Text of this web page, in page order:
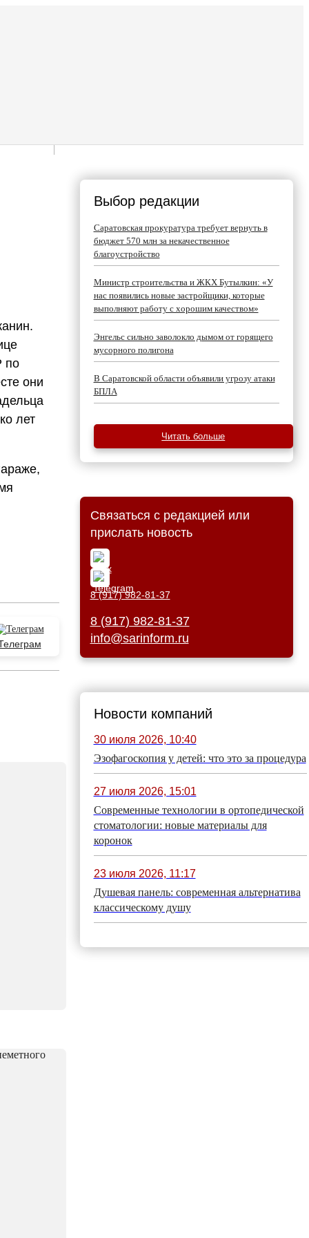
по
они
лет
Выбор редакции
Саратовская прокуратура требует вернуть в
бюджет 570 млн за некачественное
благоустройство
Министр строительства и ЖКХ Бутылкин: «У
нас появились новые застройщики, которые
выполняют работу с хорошим качеством»
Энгельс сильно заволокло дымом от горящего
мусорного полигона
В Саратовской области объявили угрозу атаки
БПЛА
Читать больше
Связаться с редакцией или
прислать новость
8 (917) 982-81-37
8 (917) 982-81-37
info@sarinform.ru
Новости компаний
30 июля 2026, 10:40
Эзофагоскопия у детей: что это за процедура
27 июля 2026, 15:01
Современные технологии в ортопедической
стоматологии: новые материалы для
коронок
23 июля 2026, 11:17
Душевая панель: современная альтернатива
классическому душу